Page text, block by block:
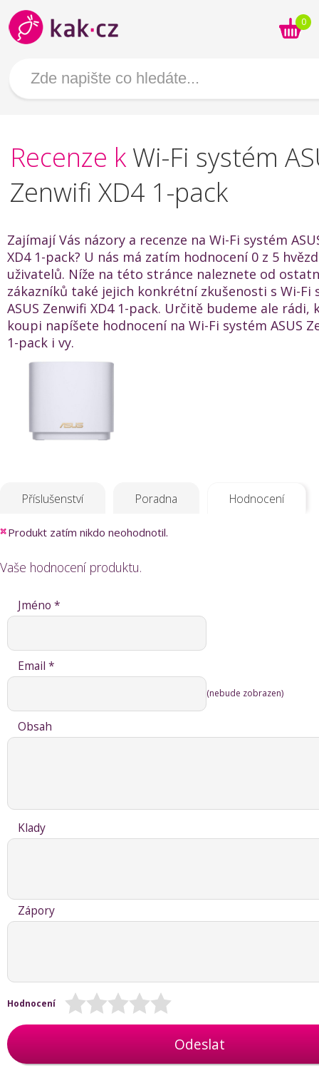
0
Recenze k Wi-Fi systém
Zenwifi XD4 1-pack
Zajímají Vás názory a recenze na Wi-Fi systém
XD4 1-pack? U nás má zatím hodnocení 0 z 5
uživatelů. Níže na této stránce naleznete od
zákazníků také jejich konkrétní zkušenosti s Wi-Fi
ASUS Zenwifi XD4 1-pack. Určitě budeme ale rádi,
koupi napíšete hodnocení na Wi-Fi systém ASUS
1-pack i vy.
Příslušenství Poradna Hodnocení
Produkt zatím nikdo neohodnotil.
Vaše hodnocení produktu.
Jméno *
Email *
(nebude zobrazen)
Obsah
Klady
Zápory
Hodnocení
Odeslat